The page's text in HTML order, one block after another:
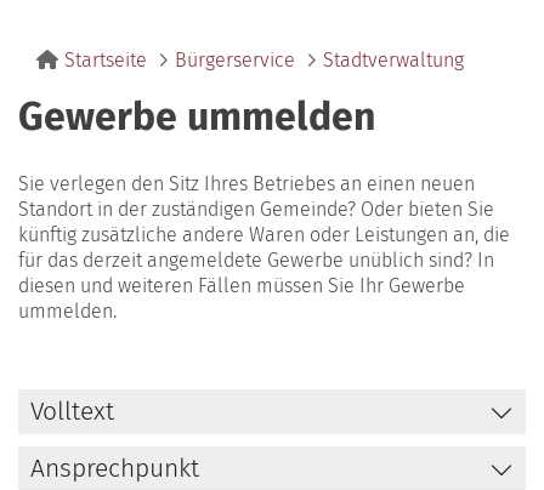
Startseite Bürgerservice Stadtverwaltung
Gewerbe ummelden
Sie verlegen den Sitz Ihres Betriebes an einen neuen
Standort in der zuständigen Gemeinde? Oder bieten Sie
künftig zusätzliche andere Waren oder Leistungen an, die
für das derzeit angemeldete Gewerbe unüblich sind? In
diesen und weiteren Fällen müssen Sie Ihr Gewerbe
ummelden.
Volltext
Ansprechpunkt